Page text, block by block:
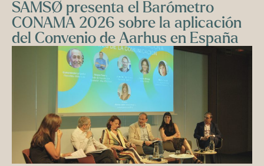
SAMSØ presenta el Barómetro
CONAMA 2026 sobre la aplicación
del Convenio de Aarhus en España